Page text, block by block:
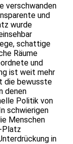
verschwanden
und
wurde
schattige
Räume
und
ist weit mehr
die bewusste
denen
Politik von
schwierigen
Menschen
Platz
in